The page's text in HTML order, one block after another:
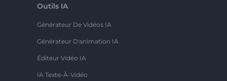
Outils IA
Générateur De Vidéos IA
Générateur D'animation IA
Éditeur Vidéo IA
IA Texte-À-Vidéo